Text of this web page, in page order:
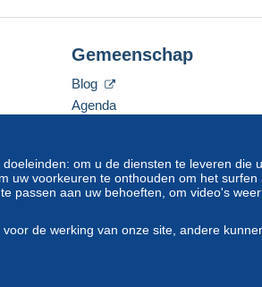
om u de diensten te leveren die
uw voorkeuren te onthouden om het
passen aan uw behoeften, om video's
de werking van onze site, andere
Gemeenschap
Blog
Agenda